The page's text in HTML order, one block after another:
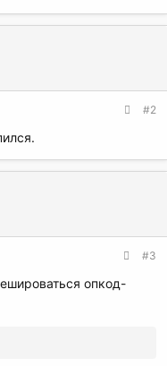
#2
#3
опкод-